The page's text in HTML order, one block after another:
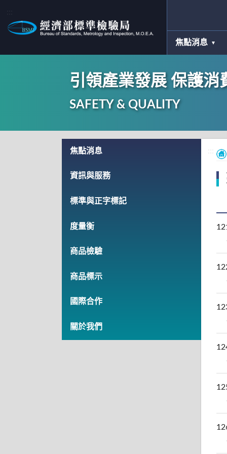
焦點消息
引領產業發展 保護消
SAFETY & QUALITY
焦點消息
資訊與服務
標準與正字標記
度量衡
商品檢驗
商品標示
國際合作
關於我們